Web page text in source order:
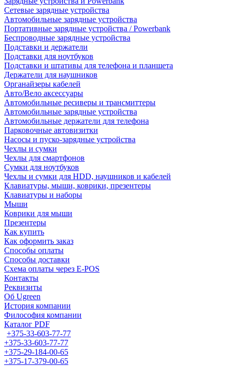
Сетевые зарядные устройства
Автомобильные зарядные устройства
Портативные зарядные устройства / Powerbank
Беспроводные зарядные устройства
Подставки и держатели
Подставки для ноутбуков
Подставки и штативы для телефона и планшета
Держатели для наушников
Органайзеры кабелей
Авто/Вело аксессуары
Автомобильные ресиверы и трансмиттеры
Автомобильные зарядные устройства
Автомобильные держатели для телефона
Парковочные автовизитки
Насосы и пуско-зарядные устройства
Чехлы и сумки
Чехлы для смартфонов
Сумки для ноутбуков
Чехлы и сумки для HDD, наушников и кабелей
Клавиатуры, мыши, коврики, презентеры
Клавиатуры и наборы
Мыши
Коврики для мыши
Презентеры
Как купить
Как оформить заказ
Способы оплаты
Способы доставки
Схема оплаты через E-POS
Контакты
Реквизиты
Об Ugreen
История компании
Философия компании
Каталог PDF
+375-33-603-77-77
+375-33-603-77-77
+375-29-184-00-65
+375-17-379-00-65